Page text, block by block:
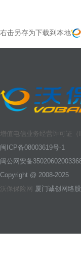
右击另存为下载到本地
增值电信业务经营许可证（
闽ICP备08003619号-1
闽公网安备
Copyright @ 2008-2025
沃保保险网 厦门诚创网络